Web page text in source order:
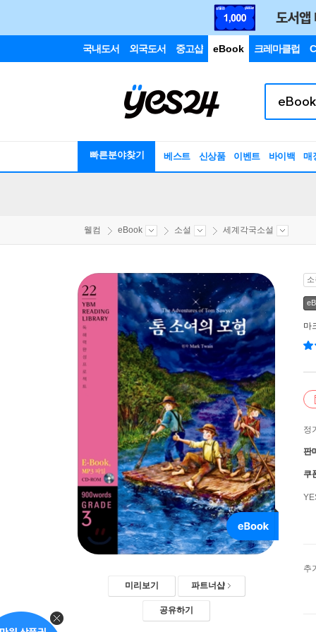
국내도서 외국도서 중고샵 eBook 크레마클럽
빠른분야찾기 베스트 신상품 이벤트 바이백 매
웰컴 eBook 소설 세계각국소설
미리보기 파트너샵
공유하기
마
정
판
쿠
추